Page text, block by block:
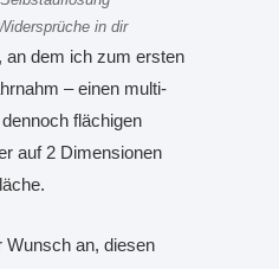
in dir
an dem ich zum ersten
– einen multi-
flächigen
auf 2 Dimensionen
Wunsch an, diesen